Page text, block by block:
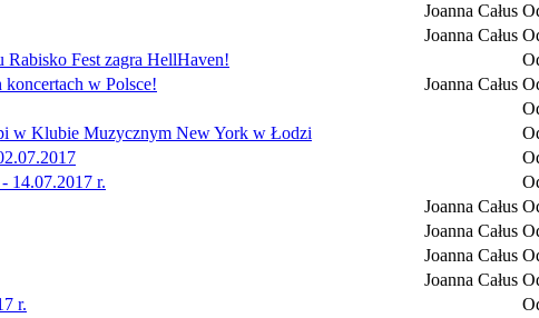
Joanna Całus
Joanna Całus
Rabisko Fest zagra HellHaven!
w Polsce!
Joanna Całus
w Klubie Muzycznym New York w Łodzi
14.07.2017 r.
Joanna Całus
Joanna Całus
Joanna Całus
Joanna Całus
r.